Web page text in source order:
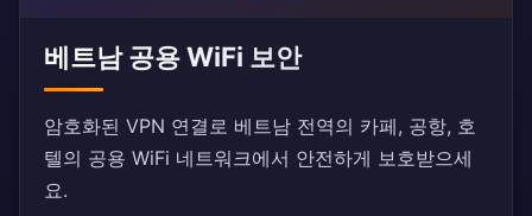
베트남 공용 WiFi 보안
암호화된 VPN 연결로 베트남 전역의 카페, 공항, 호
텔의 공용 WiFi 네트워크에서 안전하게 보호받으세
요.